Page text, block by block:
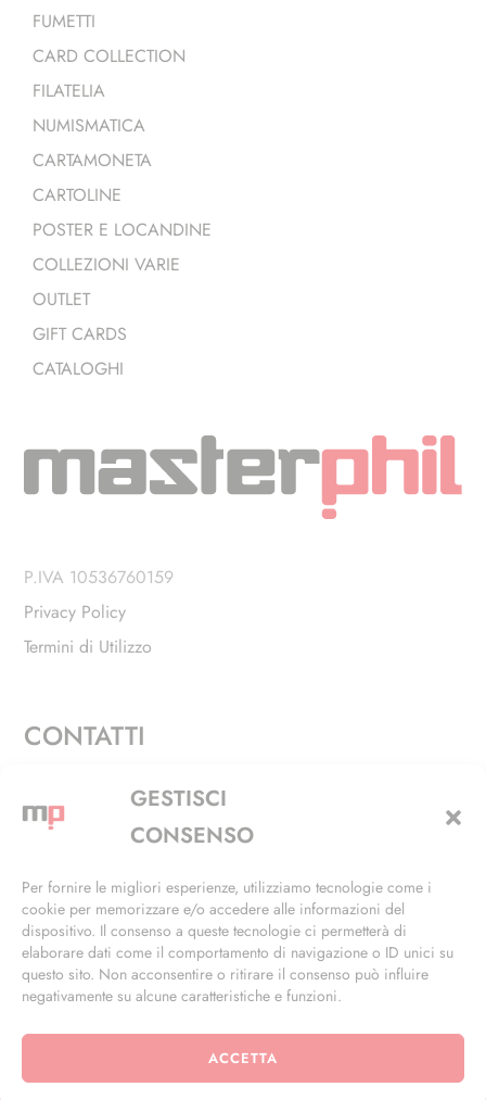
GESTISCI
CONSENSO
Per fornire le migliori esperienze, utilizziamo tecnologie come i
cookie per memorizzare e/o accedere alle informazioni del
dispositivo. Il consenso a queste tecnologie ci permetterà di
elaborare dati come il comportamento di navigazione o ID unici su
questo sito. Non acconsentire o ritirare il consenso può influire
negativamente su alcune caratteristiche e funzioni.
ACCETTA
FUMETTI
CARD COLLECTION
FILATELIA
NUMISMATICA
CARTAMONETA
CARTOLINE
POSTER E LOCANDINE
COLLEZIONI VARIE
OUTLET
GIFT CARDS
CATALOGHI
P.IVA 10536760159
Privacy Policy
Termini di Utilizzo
CONTATTI
Via Alfieri, 27 - Trezzano Sul Naviglio (MI)
+39 02 4846 3155
info@masterphil.it